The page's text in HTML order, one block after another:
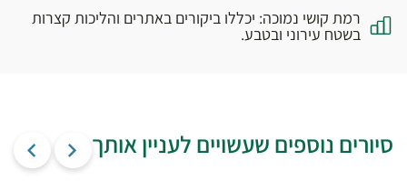
רמת קושי נמוכה: יכללו ביקורים באתרים והליכות קצרות
בשטח עירוני ובטבע.
סיורים נוספים שעשויים לעניין אותך